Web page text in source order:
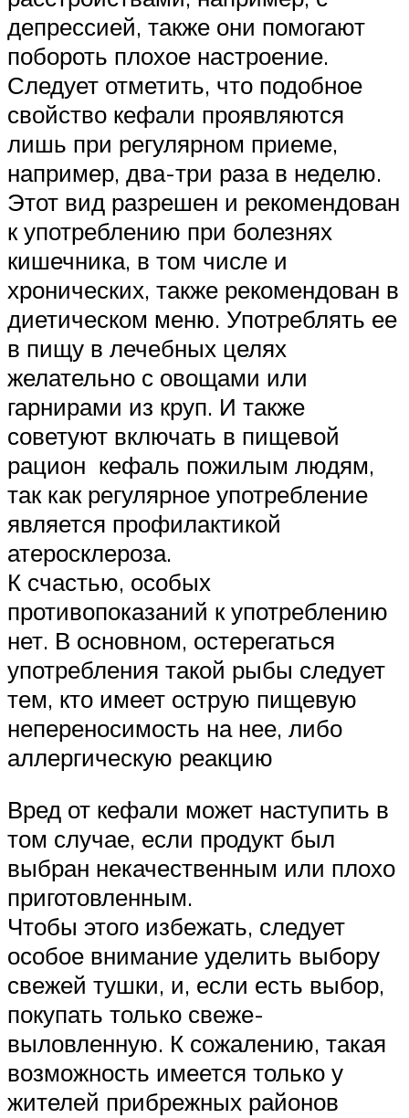
депрессией, также они помогают
побороть плохое настроение.
Следует отметить, что подобное
свойство кефали проявляются
лишь при регулярном приеме,
например, два-три раза в неделю.
Этот вид разрешен и рекомендован
к употреблению при болезнях
кишечника, в том числе и
хронических, также рекомендован в
диетическом меню. Употреблять ее
в пищу в лечебных целях
желательно с овощами или
гарнирами из круп. И также
советуют включать в пищевой
рацион кефаль пожилым людям,
так как регулярное употребление
является профилактикой
атеросклероза.
К счастью, особых
противопоказаний к употреблению
нет. В основном, остерегаться
употребления такой рыбы следует
тем, кто имеет острую пищевую
непереносимость на нее, либо
аллергическую реакцию
Вред от кефали может наступить в
том случае, если продукт был
выбран некачественным или плохо
приготовленным.
Чтобы этого избежать, следует
особое внимание уделить выбору
свежей тушки, и, если есть выбор,
покупать только свеже-
выловленную. К сожалению, такая
возможность имеется только у
жителей прибрежных районов